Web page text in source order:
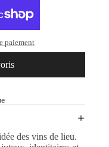
paiement
des vins de lieu.